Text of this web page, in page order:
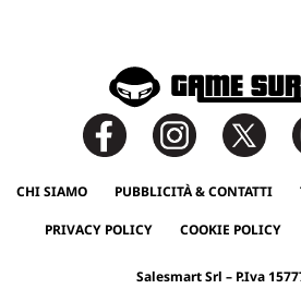
CHI SIAMO PUBBLICITÀ & CONTATTI
PRIVACY POLICY COOKIE POLICY
Salesmart Srl – P.Iva